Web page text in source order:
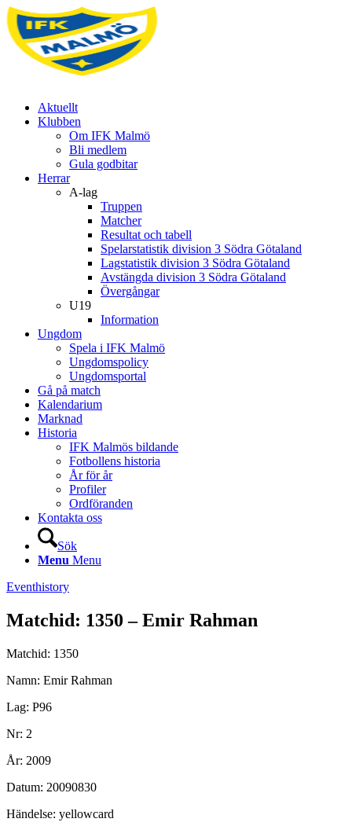
Aktuellt
Klubben
Om IFK Malmö
Bli medlem
Gula godbitar
Herrar
A-lag
Truppen
Matcher
Resultat och tabell
Spelarstatistik division 3 Södra Götaland
Lagstatistik division 3 Södra Götaland
Avstängda division 3 Södra Götaland
Övergångar
U19
Information
Ungdom
Spela i IFK Malmö
Ungdomspolicy
Ungdomsportal
Gå på match
Kalendarium
Marknad
Historia
IFK Malmös bildande
Fotbollens historia
År för år
Profiler
Ordföranden
Kontakta oss
Sök
Menu Menu
Eventhistory
Matchid: 1350 – Emir Rahman
Matchid: 1350
Namn: Emir Rahman
Lag: P96
Nr: 2
År: 2009
Datum: 20090830
Händelse: yellowcard